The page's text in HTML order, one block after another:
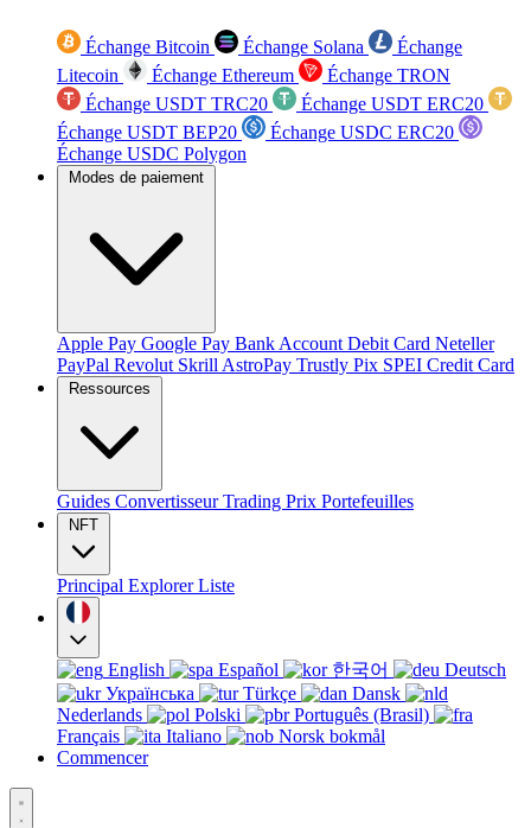
Échange Bitcoin Échange Solana
Échange
Litecoin
Échange Ethereum
Échange TRON
Échange USDT TRC20
Échange USDT ERC20
Échange USDT BEP20
Échange USDC ERC20
Échange USDC Polygon
Modes de paiement
Apple Pay Google Pay Bank Account Debit Card Neteller
PayPal Revolut Skrill AstroPay Trustly Pix SPEI Credit Card
Ressources
Guides ConvertisseurTrading Prix Portefeuilles
NFT
Principal ExplorerListe
English Español 한국어
Deutsch
Українська
Türkçe
Dansk
Nederlands
Polski
Português (Brasil)
Français
Italiano
Norsk bokmål
Commencer